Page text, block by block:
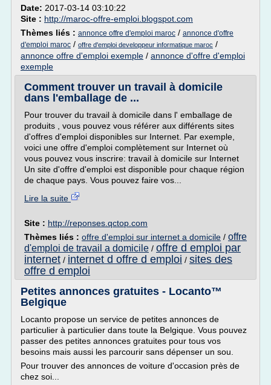
Date: 2017-03-14 03:10:22
Site : http://maroc-offre-emploi.blogspot.com
Thèmes liés : annonce offre d'emploi maroc / annonce d'offre
d'emploi maroc / offre d'emploi developpeur informatique maroc /
annonce offre d'emploi exemple / annonce d'offre d'emploi
exemple
Comment trouver un travail à domicile
dans l'emballage de ...
Pour trouver du travail à domicile dans l' emballage de
produits , vous pouvez vous référer aux différents sites
d'offres d'emploi disponibles sur Internet. Par exemple,
voici une offre d'emploi complètement sur Internet où
vous pouvez vous inscrire: travail à domicile sur Internet
Un site d'offre d'emploi est disponible pour chaque région
de chaque pays. Vous pouvez faire vos...
Lire la suite
Site : http://reponses.qctop.com
Thèmes liés : offre d'emploi sur internet a domicile / offre
d'emploi de travail a domicile / offre d emploi par
internet / internet d offre d emploi / sites des
offre d emploi
Petites annonces gratuites - Locanto™
Belgique
Locanto propose un service de petites annonces de
particulier à particulier dans toute la Belgique. Vous pouvez
passer des petites annonces gratuites pour tous vos
besoins mais aussi les parcourir sans dépenser un sou.
Pour trouver des annonces de voiture d'occasion près de
chez soi...